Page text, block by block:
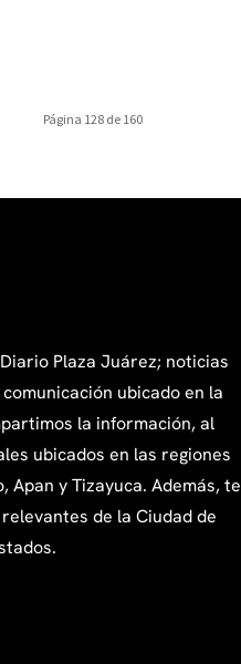
Página 128 de 160
Plaza Juárez; noticias
ubicado en la
la información, al
ubicados en las regiones
Apan y Tizayuca. Además, te
de la Ciudad de